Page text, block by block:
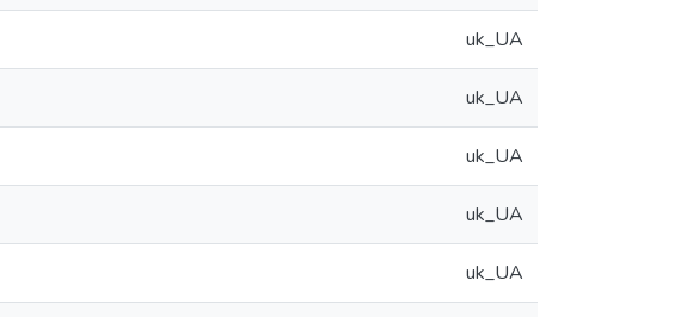
uk_UA
uk_UA
uk_UA
uk_UA
uk_UA